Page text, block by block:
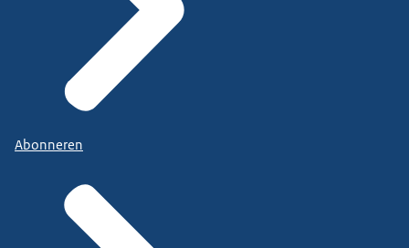
Abonneren